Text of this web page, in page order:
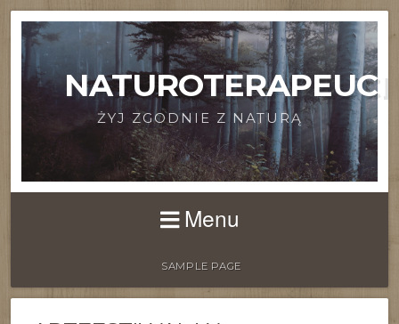
NATUROTERAPEUCI
ŻYJ ZGODNIE Z NATURĄ
Menu
SAMPLE PAGE